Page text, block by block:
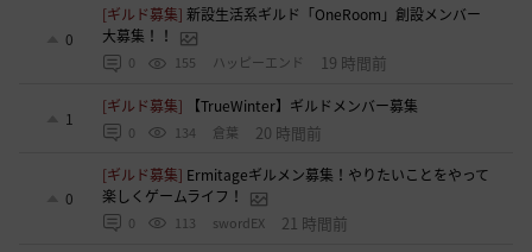
0
[ギルド募集]新設生活系ギルド「OneRoom」創設メンバー
大募集！！
0 155 ハッピーエンド 19 時間前
1
[ギルド募集] 【TrueWinter】ギルドメンバー募集
0 134 倉葉 20 時間前
0
[ギルド募集] Ermitageギルメン募集！やりたいことをやって
楽しくゲームライフ！
0 113 swordEX 21 時間前